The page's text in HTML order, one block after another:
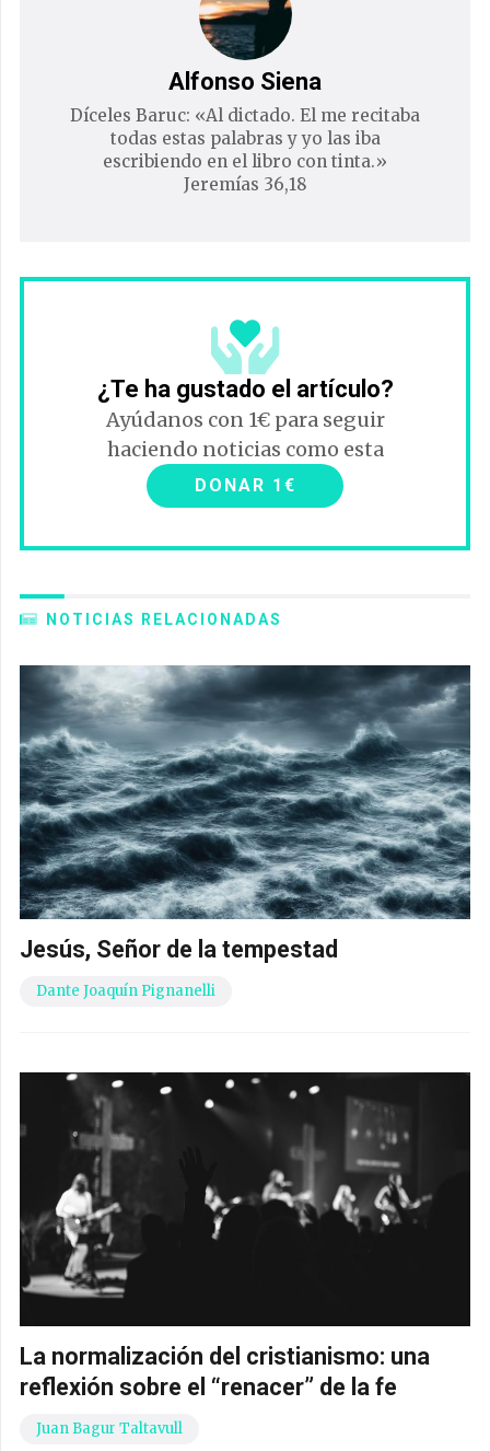
Alfonso Siena
Díceles Baruc: «Al dictado. El me recitaba
todas estas palabras y yo las iba
escribiendo en el libro con tinta.»
Jeremías 36,18
¿Te ha gustado el artículo?
Ayúdanos con 1€ para seguir
haciendo noticias como esta
DONAR 1€
NOTICIAS RELACIONADAS
Jesús, Señor de la tempestad
Dante Joaquín Pignanelli
La normalización del cristianismo: una
reflexión sobre el “renacer” de la fe
Juan Bagur Taltavull